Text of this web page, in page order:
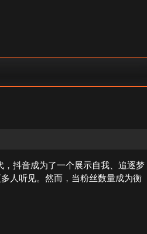
，抖音成为了一个展示自我、追逐梦
人听见。然而，当粉丝数量成为衡